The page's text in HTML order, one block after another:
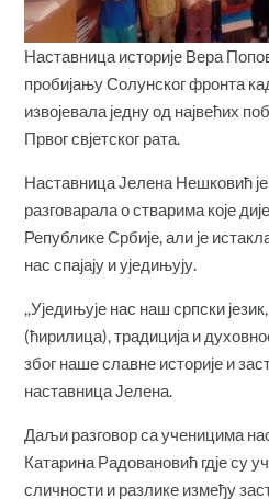
Наставница историје Вера
пробијању Солунског фронта
извојевала једну од највећих
Првог свјетског рата.
Наставница Јелена Нешковић
разговарала о стварима које
Републике Србије, али је
нас спајају и уједињују.
,,Уједињује нас наш српски
(ћирилица), традиција и
због наше славне историје и
наставница Јелена.
Даљи разговор са ученицима
Катарина Радовановић гдје су
сличности и разлике између